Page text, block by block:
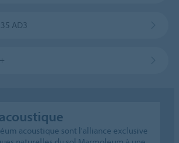
AD3
acoustique sont l'alliance exclusive